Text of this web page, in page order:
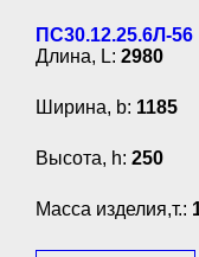
ПС30.12.25.6Л-56
Длина, L: 2980
Ширина, b: 1185
Высота, h: 250
Масса изделия,т.: